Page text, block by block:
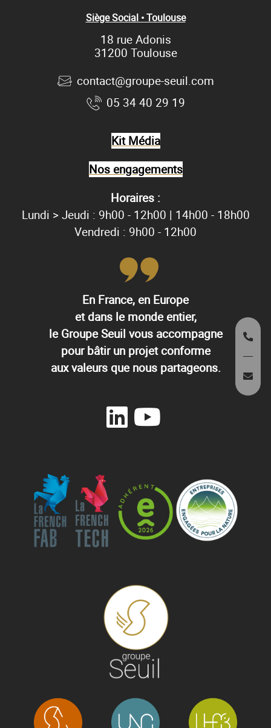
Siège Social • Toulouse
18 rue Adonis
31200 Toulouse
contact@groupe-seuil.com
05 34 40 29 19
Kit Média
Nos engagements
Horaires :
Lundi > Jeudi : 9h00 - 12h00 | 14h00 - 18h00
Vendredi : 9h00 - 12h00
En France, en Europe
et dans le monde entier,
le Groupe Seuil vous accompagne
pour bâtir un projet conforme
aux valeurs que nous partageons.